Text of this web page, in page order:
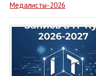
Медалисты-2026